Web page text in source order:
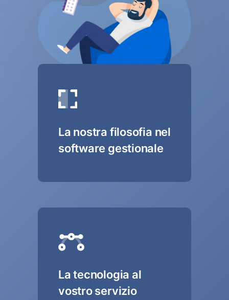
La nostra filosofia nel
software gestionale
La tecnologia al
vostro servizio